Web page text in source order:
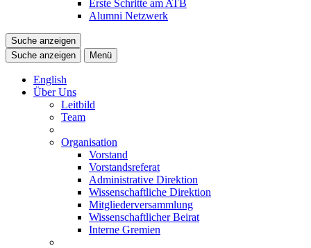
Erste Schritte am ATB
Alumni Netzwerk
Suche anzeigen
Suche anzeigen
Menü
English
Über Uns
Leitbild
Team
Organisation
Vorstand
Vorstandsreferat
Administrative Direktion
Wissenschaftliche Direktion
Mitgliederversammlung
Wissenschaftlicher Beirat
Interne Gremien